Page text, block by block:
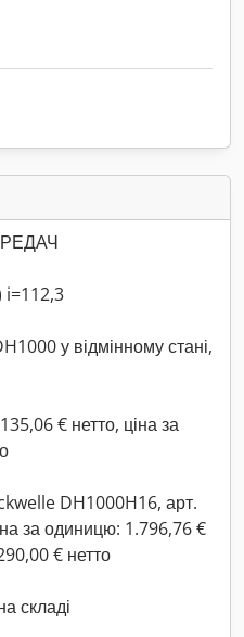
i=112,3
у відмінному стані,
€ нетто, ціна за
DH1000H16, арт.
за одиницю: 1.796,76 €
€ нетто
складі